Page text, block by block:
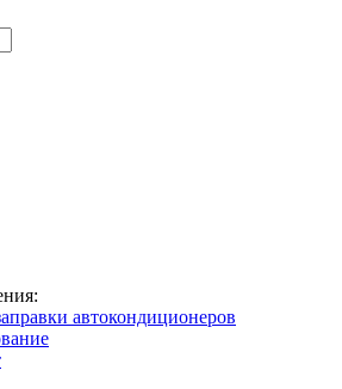
автокондиционеров